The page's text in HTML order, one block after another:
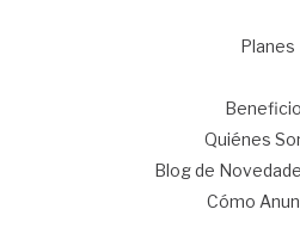
Planes
Quiénes
Blog de
Cómo